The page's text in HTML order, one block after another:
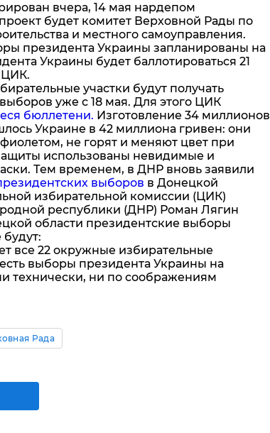
вчера, 14 мая нардепом
будет комитет Верховной Рады по
и местного самоуправления.
президента Украины запланированы на
Украины будет баллотироваться 21
ЦИК.
участки будут получать
уже с 18 мая. Для этого ЦИК
бюллетени. Изготовление 34 миллионов
Украине в 42 миллиона гривен: они
не горят и меняют цвет при
использованы невидимые и
Тем временем, в ДНР вновь заявили
выборов в Донецкой
избирательной комиссии (ЦИК)
республики (ДНР) Роман Лягин
области президентские выборы
все 22 окружные избирательные
выборы президента Украины на
технически, ни по соображениям
Рада